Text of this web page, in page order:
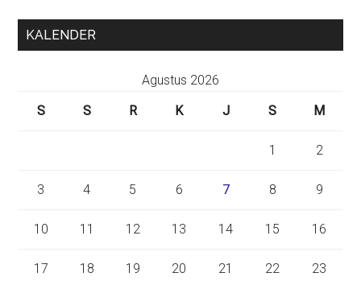
KALENDER
Agustus 2026
S
S R K J S M
1 2
3 4 5 6 7 8 9
10 11 12 13 14 15 16
17 18 19 20 21 22 23